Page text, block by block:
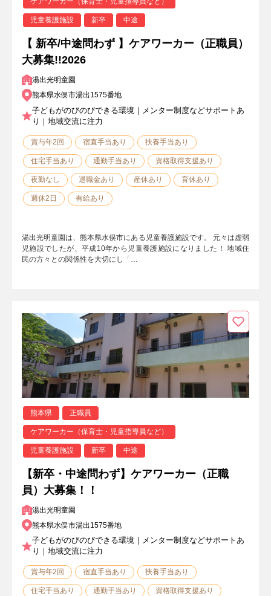
児童養護施設 新卒 中途
【 新卒/中途問わず 】ケアワーカー（正職員）
大募集!!2026
湯出光明童園
熊本県水俣市湯出1575番地
子どもがのびのびできる環境｜メンター制度などサポートあ
り｜地域交流に注力
賞与年2回 宿直手当あり 扶養手当あり
住宅手当あり 通勤手当あり 資格取得支援あり
夜勤なし 退職金あり 産休あり 育休あり
週休2日 有給あり
湯出光明童園は、熊本県水俣市にある児童養護施設です。 元々は虚弱
児施設でしたが、平成10年から児童養護施設になりました！ 地域住
民の方々との関係性を大切にし「…
熊本県 正職員
ケアワーカー（保育士・児童指導員など）
児童養護施設 新卒 中途
【新卒・中途問わず】ケアワーカー（正職
員）大募集！！
湯出光明童園
熊本県水俣市湯出1575番地
子どもがのびのびできる環境｜メンター制度などサポートあ
り｜地域交流に注力
賞与年2回 宿直手当あり 扶養手当あり
住宅手当あり 通勤手当あり 資格取得支援あり